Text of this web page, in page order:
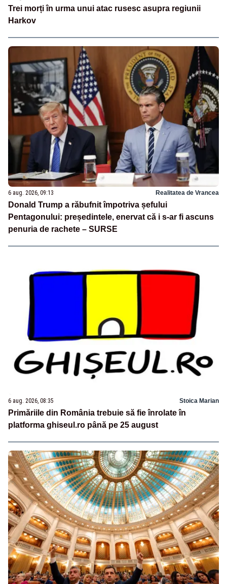
Trei morți în urma unui atac rusesc asupra regiunii
Harkov
6 aug. 2026, 09:13 Realitatea de Vrancea
Donald Trump a răbufnit împotriva șefului
Pentagonului: președintele, enervat că i s-ar fi ascuns
penuria de rachete – SURSE
6 aug. 2026, 08:35 Stoica Marian
Primăriile din România trebuie să fie înrolate în
platforma ghiseul.ro până pe 25 august